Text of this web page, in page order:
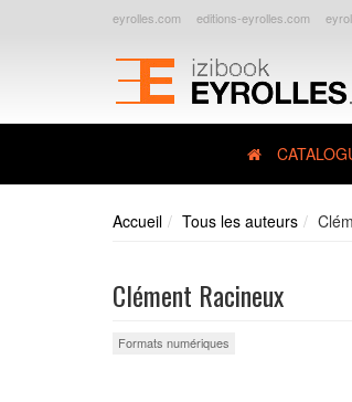
eyrolles.com editions-eyrolles.com
Accueil Tous les auteurs
Clément Racineux
Formats numériques